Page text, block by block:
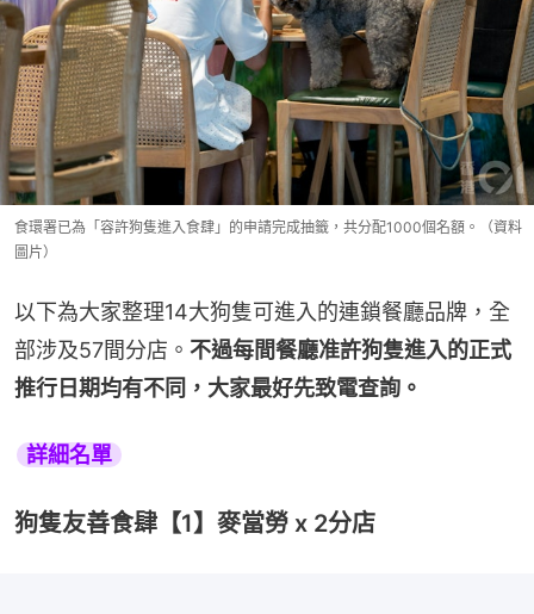
食環署已為「容許狗隻進入食肆」的申請完成抽籤，共分配1000個名額。（資料
圖片）
以下為大家整理14大狗隻可進入的連鎖餐廳品牌，全
部涉及57間分店。 不過每間餐廳准許狗隻進入的正式
推行日期均有不同，大家最好先致電查詢。
詳細名單
狗隻友善食肆【1】麥當勞 x 2分店